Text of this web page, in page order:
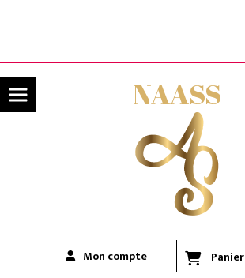
NAASS
Mon compte Panier